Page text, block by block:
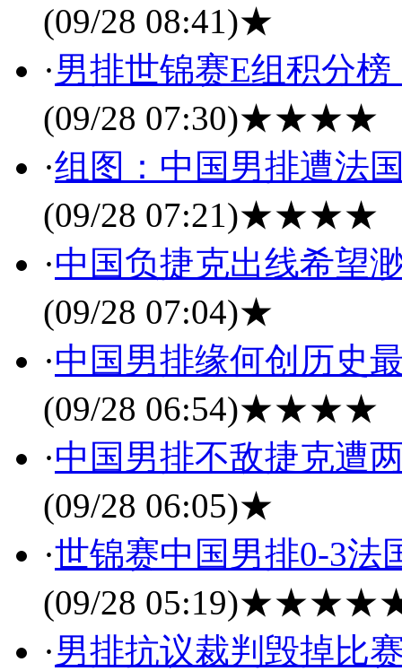
(09/28 08:41)★
·男排世锦赛E组积分
(09/28 07:30)★★★★
·组图：中国男排遭法
(09/28 07:21)★★★★
·中国负捷克出线希望
(09/28 07:04)★
·中国男排缘何创历史
(09/28 06:54)★★★★
·中国男排不敌捷克遭
(09/28 06:05)★
·世锦赛中国男排0-3法
(09/28 05:19)
·男排抗议裁判毁掉比